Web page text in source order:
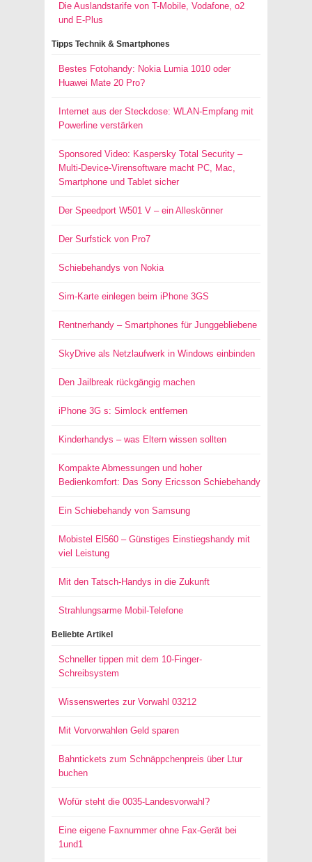
Die Auslandstarife von T-Mobile, Vodafone, o2
und E-Plus
Tipps Technik & Smartphones
Bestes Fotohandy: Nokia Lumia 1010 oder
Huawei Mate 20 Pro?
Internet aus der Steckdose: WLAN-Empfang mit
Powerline verstärken
Sponsored Video: Kaspersky Total Security –
Multi-Device-Virensoftware macht PC, Mac,
Smartphone und Tablet sicher
Der Speedport W501 V – ein Alleskönner
Der Surfstick von Pro7
Schiebehandys von Nokia
Sim-Karte einlegen beim iPhone 3GS
Rentnerhandy – Smartphones für Junggebliebene
SkyDrive als Netzlaufwerk in Windows einbinden
Den Jailbreak rückgängig machen
iPhone 3G s: Simlock entfernen
Kinderhandys – was Eltern wissen sollten
Kompakte Abmessungen und hoher
Bedienkomfort: Das Sony Ericsson Schiebehandy
Ein Schiebehandy von Samsung
Mobistel El560 – Günstiges Einstiegshandy mit
viel Leistung
Mit den Tatsch-Handys in die Zukunft
Strahlungsarme Mobil-Telefone
Beliebte Artikel
Schneller tippen mit dem 10-Finger-
Schreibsystem
Wissenswertes zur Vorwahl 03212
Mit Vorvorwahlen Geld sparen
Bahntickets zum Schnäppchenpreis über Ltur
buchen
Wofür steht die 0035-Landesvorwahl?
Eine eigene Faxnummer ohne Fax-Gerät bei
1und1